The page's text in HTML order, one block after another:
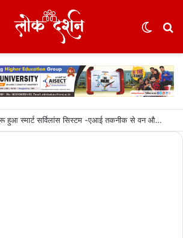
उदंती-सीतानदी में शुरू हुआ स्मार्ट सर्विलांस सिस्टम -एआई तकनीक से वन और वन्यजीवों की 24X7 निगरानी….